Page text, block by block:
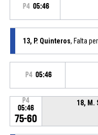
P4 05:46
13, P. Quinteros, Falta
P4 05:46
P4
05:46
75-60
18, M.